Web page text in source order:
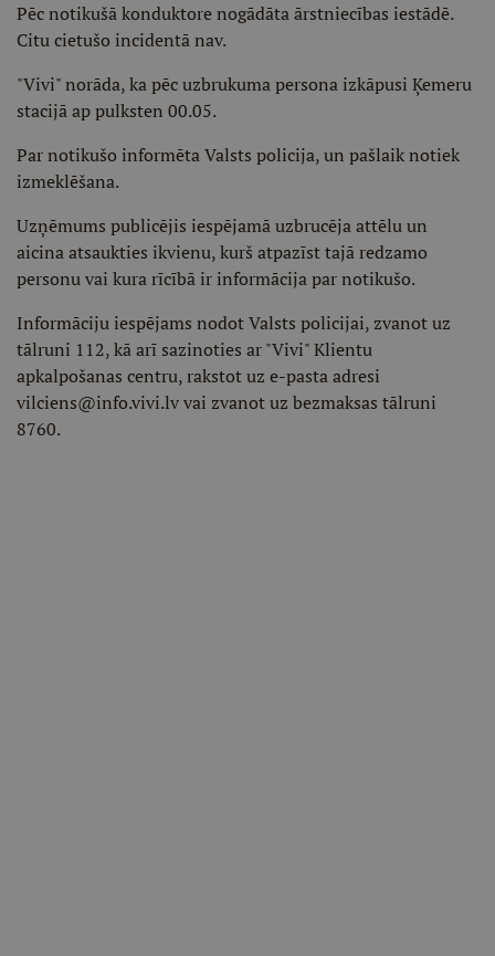
Pēc notikušā konduktore nogādāta ārstniecības iestādē.
Citu cietušo incidentā nav.
"Vivi" norāda, ka pēc uzbrukuma persona izkāpusi Ķemeru
stacijā ap pulksten 00.05.
Par notikušo informēta Valsts policija, un pašlaik notiek
izmeklēšana.
Uzņēmums publicējis iespējamā uzbrucēja attēlu un
aicina atsaukties ikvienu, kurš atpazīst tajā redzamo
personu vai kura rīcībā ir informācija par notikušo.
Informāciju iespējams nodot Valsts policijai, zvanot uz
tālruni 112, kā arī sazinoties ar "Vivi" Klientu
apkalpošanas centru, rakstot uz e-pasta adresi
vilciens@info.vivi.lv vai zvanot uz bezmaksas tālruni
8760.